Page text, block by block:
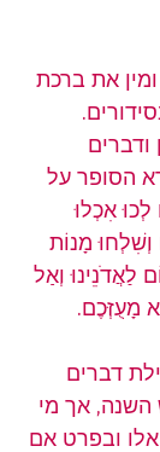
את ברכת
הסופר על
אִכְלוּ
מָנוֹת
לַאֲדֹנֵינוּ וְאַל
מָעֻזְּכֶם.
דברים
השנה, אך מי
ובפרט אם